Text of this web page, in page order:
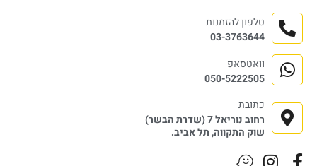
טלפון להזמנות
03-3763644
וואטסאפ
050-5222505
כתובת
רחוב נוריאל 7 (שדרת הבשר)
שוק התקווה, תל אביב.